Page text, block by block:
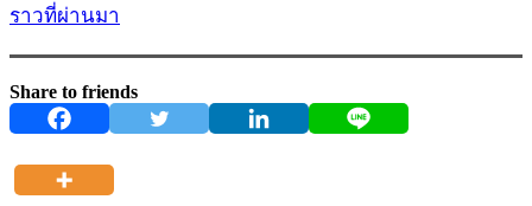
ราวที่ผ่านมา
Share to friends